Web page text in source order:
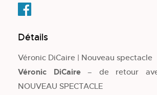
Détails
Véronic DiCaire | Nouveau spectacle
Véronic DiCaire– de retour
NOUVEAU SPECTACLE